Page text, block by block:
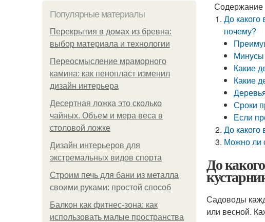
Популярные материалы
Перекрытия в домах из бревна:
выбор материала и технологии
Переосмысление мраморного
камина: как пенопласт изменил
дизайн интерьера
Десертная ложка это сколько
чайных. Объем и мера веса в
столовой ложке
Дизайн интерьеров для
экстремальных видов спорта
Строим печь для бани из металла
своими руками: простой способ
Балкон как фитнес-зона: как
использовать малые пространства
Содержание
До
почему?
Минусы
Какие
Какие
Сроки
Если
До
Можно ли
До
Садоводы
или весной.